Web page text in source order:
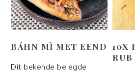
BÁHN MÌ MET EEND
Dit bekende belegde
10X
RUB